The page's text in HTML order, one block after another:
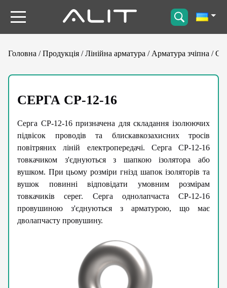
Головна /Продукція /Лінійна арматура / Арматура зчіпна /
СЕРГА СР-12-16
Серга СР-12-16 призначена для складання ізолюючих
підвісок проводів та блискавкозахисних тросів
повітряних ліній електропередачі. Серга СР-12-16
товкачиком з'єднуються з шапкою ізолятора або
вушком. При цьому розміри гнізд шапок ізоляторів та
вушок повинні відповідати умовним розмірам
товкачиків серег. Серга однолапчаста СР-12-16
провушиною з'єднуються з арматурою, що має
дволапчасту провушину.